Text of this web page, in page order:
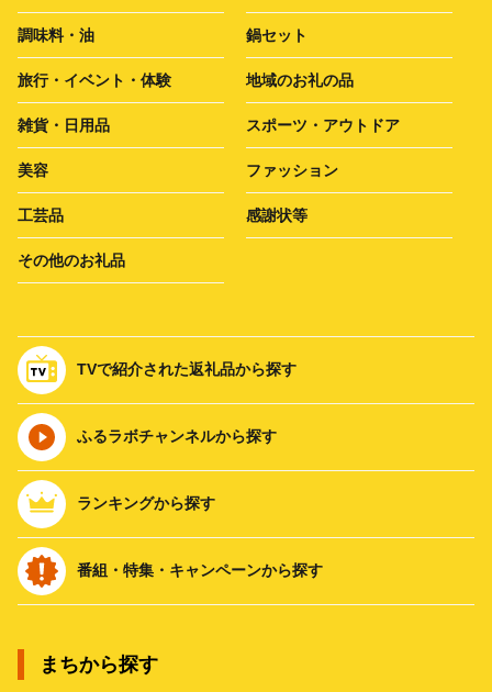
調味料・油 鍋セット
旅行・イベント・体験 地域のお礼の品
雑貨・日用品 スポーツ・アウトドア
美容 ファッション
工芸品 感謝状等
その他のお礼品
TVで紹介された返礼品から探す
ふるラボチャンネルから探す
ランキングから探す
番組・特集・キャンペーンから探す
まちから探す